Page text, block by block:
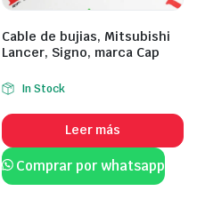
Cable de bujias, Mitsubishi
Lancer, Signo, marca Cap
In Stock
Leer más
Comprar por whatsapp